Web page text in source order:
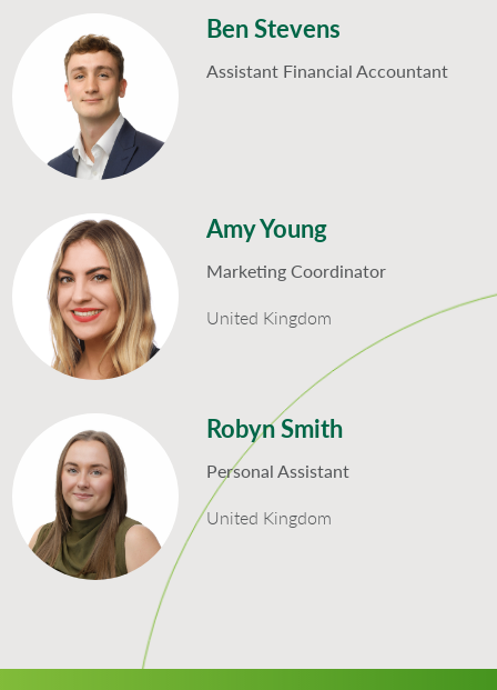
Ben Stevens
Assistant Financial Accountant
Amy Young
Marketing Coordinator
United Kingdom
Robyn Smith
Personal Assistant
United Kingdom